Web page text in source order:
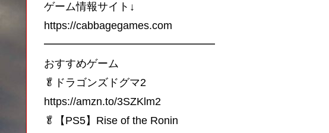
ゲーム情報サイト↓
https://cabbagegames.com
━━━━━━━━━━━━━━━━
おすすめゲーム
🥬ドラゴンズドグマ2
https://amzn.to/3SZKlm2
🥬【PS5】Rise of the Ronin